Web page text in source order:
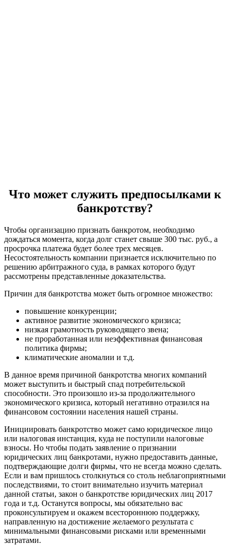
Что может служить предпосылками к
банкротству?
Чтобы организацию признать банкротом, необходимо
дождаться момента, когда долг станет свыше 300 тыс. руб., а
просрочка платежа будет более трех месяцев.
Несостоятельность компании признается исключительно по
решению арбитражного суда, в рамках которого будут
рассмотрены представленные доказательства.
Причин для банкротства может быть огромное множество:
повышение конкуренции;
активное развитие экономического кризиса;
низкая грамотность руководящего звена;
не проработанная или неэффективная финансовая
политика фирмы;
климатические аномалии и т.д.
В данное время причиной банкротства многих компаний
может выступить и быстрый спад потребительской
способности. Это произошло из-за продолжительного
экономического кризиса, который негативно отразился на
финансовом состоянии населения нашей страны.
Инициировать банкротство может само юридическое лицо
или налоговая инстанция, куда не поступили налоговые
взносы. Но чтобы подать заявление о признании
юридических лиц банкротами, нужно предоставить данные,
подтверждающие долги фирмы, что не всегда можно сделать.
Если и вам пришлось столкнуться со столь неблагоприятными
последствиями, то стоит внимательно изучить материал
данной статьи, закон о банкротстве юридических лиц 2017
года и т.д. Останутся вопросы, мы обязательно вас
проконсультируем и окажем всестороннюю поддержку,
направленную на достижение желаемого результата с
минимальными финансовыми рисками или временными
затратами.